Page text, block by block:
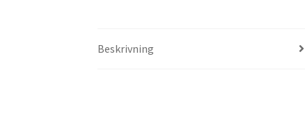
Beskrivning